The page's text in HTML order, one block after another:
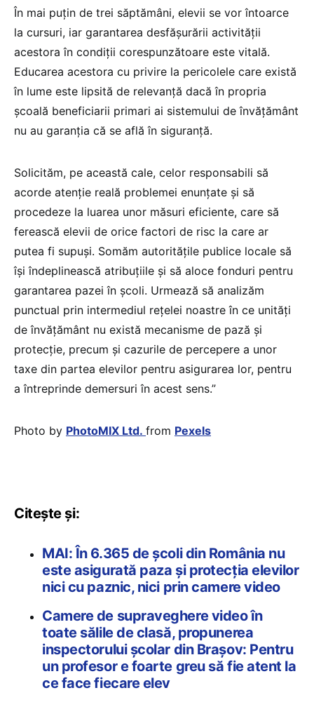
În mai puțin de trei săptămâni, elevii se vor întoarce
la cursuri, iar garantarea desfășurării activității
acestora în condiții corespunzătoare este vitală.
Educarea acestora cu privire la pericolele care există
în lume este lipsită de relevanță dacă în propria
școală beneficiarii primari ai sistemului de învățământ
nu au garanția că se află în siguranță.
Solicităm, pe această cale, celor responsabili să
acorde atenție reală problemei enunțate și să
procedeze la luarea unor măsuri eficiente, care să
ferească elevii de orice factori de risc la care ar
putea fi supuși. Somăm autoritățile publice locale să
își îndeplinească atribuțiile și să aloce fonduri pentru
garantarea pazei în școli. Urmează să analizăm
punctual prin intermediul rețelei noastre în ce unități
de învățământ nu există mecanisme de pază și
protecție, precum și cazurile de percepere a unor
taxe din partea elevilor pentru asigurarea lor, pentru
a întreprinde demersuri în acest sens.”
Photo by PhotoMIX Ltd. from Pexels
Citește și:
MAI: În 6.365 de școli din România nu
este asigurată paza și protecția elevilor
nici cu paznic, nici prin camere video
Camere de supraveghere video în
toate sălile de clasă, propunerea
inspectorului școlar din Brașov: Pentru
un profesor e foarte greu să fie atent la
ce face fiecare elev